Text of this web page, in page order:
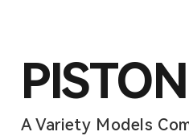
A Variety Models